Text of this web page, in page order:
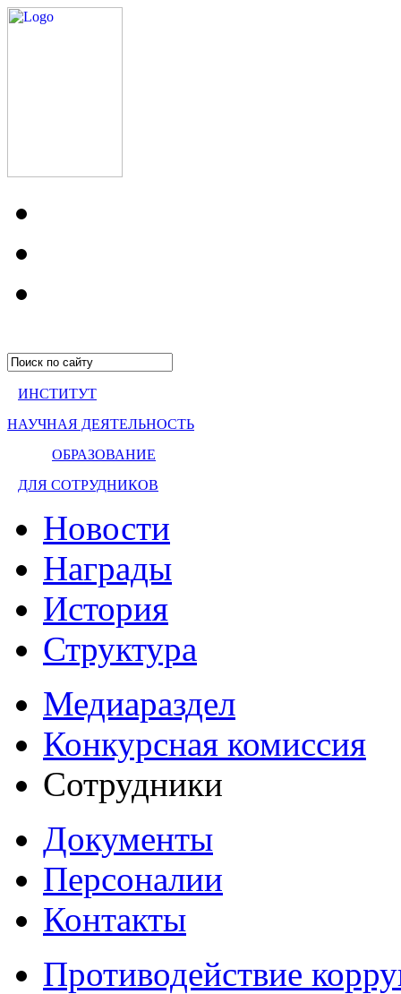
ИНСТИТУТ
НАУЧНАЯ ДЕЯТЕЛЬНОСТЬ
ОБРАЗОВАНИЕ
ДЛЯ СОТРУДНИКОВ
Новости
Награды
История
Структура
Медиараздел
Конкурсная комиссия
Сотрудники
Документы
Персоналии
Контакты
Противодействие